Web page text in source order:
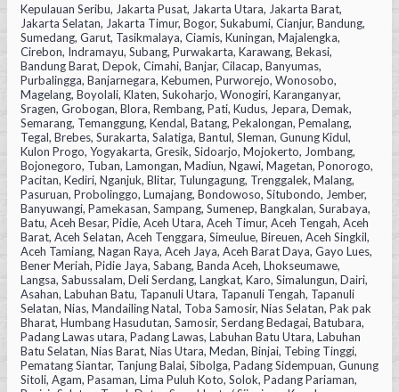
Kepulauan Seribu, Jakarta Pusat, Jakarta Utara, Jakarta Barat,
Jakarta Selatan, Jakarta Timur, Bogor, Sukabumi, Cianjur, Bandung,
Sumedang, Garut, Tasikmalaya, Ciamis, Kuningan, Majalengka,
Cirebon, Indramayu, Subang, Purwakarta, Karawang, Bekasi,
Bandung Barat, Depok, Cimahi, Banjar, Cilacap, Banyumas,
Purbalingga, Banjarnegara, Kebumen, Purworejo, Wonosobo,
Magelang, Boyolali, Klaten, Sukoharjo, Wonogiri, Karanganyar,
Sragen, Grobogan, Blora, Rembang, Pati, Kudus, Jepara, Demak,
Semarang, Temanggung, Kendal, Batang, Pekalongan, Pemalang,
Tegal, Brebes, Surakarta, Salatiga, Bantul, Sleman, Gunung Kidul,
Kulon Progo, Yogyakarta, Gresik, Sidoarjo, Mojokerto, Jombang,
Bojonegoro, Tuban, Lamongan, Madiun, Ngawi, Magetan, Ponorogo,
Pacitan, Kediri, Nganjuk, Blitar, Tulungagung, Trenggalek, Malang,
Pasuruan, Probolinggo, Lumajang, Bondowoso, Situbondo, Jember,
Banyuwangi, Pamekasan, Sampang, Sumenep, Bangkalan, Surabaya,
Batu, Aceh Besar, Pidie, Aceh Utara, Aceh Timur, Aceh Tengah, Aceh
Barat, Aceh Selatan, Aceh Tenggara, Simeulue, Bireuen, Aceh Singkil,
Aceh Tamiang, Nagan Raya, Aceh Jaya, Aceh Barat Daya, Gayo Lues,
Bener Meriah, Pidie Jaya, Sabang, Banda Aceh, Lhokseumawe,
Langsa, Sabussalam, Deli Serdang, Langkat, Karo, Simalungun, Dairi,
Asahan, Labuhan Batu, Tapanuli Utara, Tapanuli Tengah, Tapanuli
Selatan, Nias, Mandailing Natal, Toba Samosir, Nias Selatan, Pak pak
Bharat, Humbang Hasudutan, Samosir, Serdang Bedagai, Batubara,
Padang Lawas utara, Padang Lawas, Labuhan Batu Utara, Labuhan
Batu Selatan, Nias Barat, Nias Utara, Medan, Binjai, Tebing Tinggi,
Pematang Siantar, Tanjung Balai, Sibolga, Padang Sidempuan, Gunung
Sitoli, Agam, Pasaman, Lima Puluh Koto, Solok, Padang Pariaman,